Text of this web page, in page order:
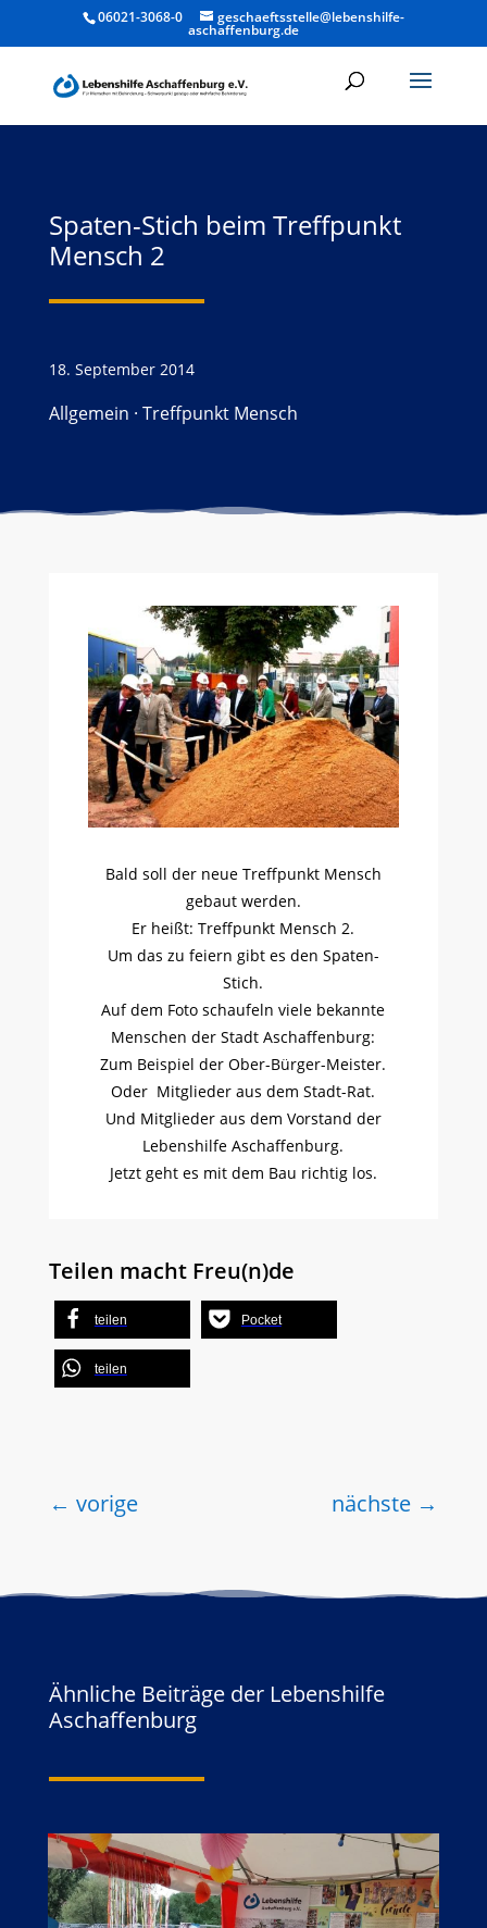
06021-3068-0 geschaeftsstelle@lebenshilfe-
aschaffenburg.de
Spaten-Stich beim Treffpunkt
Mensch 2
18. September 2014
Allgemein · Treffpunkt Mensch
Bald soll der neue Treffpunkt Mensch
gebaut werden.
Er heißt: Treffpunkt Mensch 2.
Um das zu feiern gibt es den Spaten-
Stich.
Auf dem Foto schaufeln viele bekannte
Menschen der Stadt Aschaffenburg:
Zum Beispiel der Ober-Bürger-Meister.
Oder Mitglieder aus dem Stadt-Rat.
Und Mitglieder aus dem Vorstand der
Lebenshilfe Aschaffenburg.
Jetzt geht es mit dem Bau richtig los.
Teilen macht Freu(n)de
teilen Pocket
teilen
← vorige nächste →
Ähnliche Beiträge der Lebenshilfe
Aschaffenburg